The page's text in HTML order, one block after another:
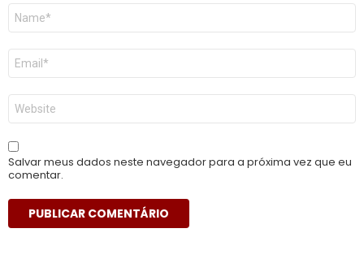
Nome
E-
mail
*
Site
Salvar meus dados neste navegador para a próxima vez que eu
comentar.